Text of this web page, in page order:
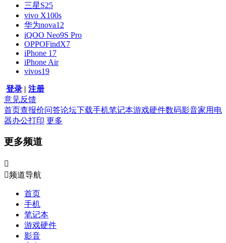
三星S25
vivo X100s
华为nova12
iQOO Neo9S Pro
OPPOFindX7
iPhone 17
iPhone Air
vivos19
登录 | 注册
意见反馈
首页查报价问答论坛下载手机笔记本游戏硬件数码影音家用电
器办公打印 更多
更多频道

频道导航
首页
手机
笔记本
游戏硬件
影音